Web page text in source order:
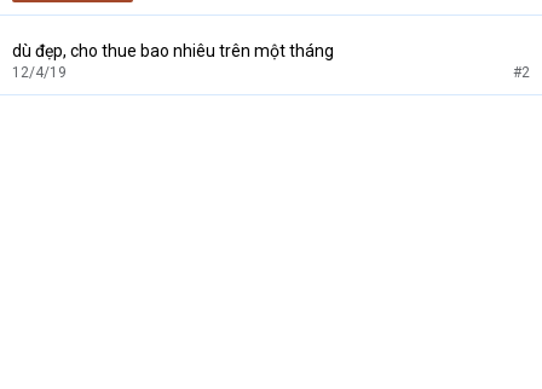
dù đẹp, cho thue bao nhiêu trên một tháng
12/4/19 #2